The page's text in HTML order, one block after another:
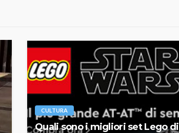
CULTURA
Quali sono i migliori set Lego di